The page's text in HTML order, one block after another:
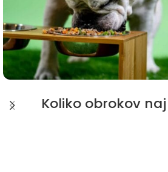
Koliko obrokov